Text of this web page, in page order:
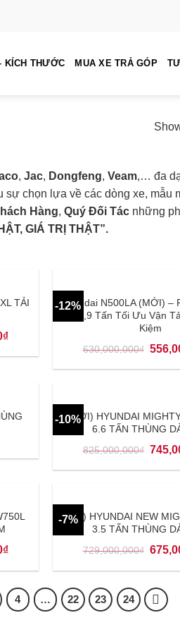
KÍCH THƯỚC MUA XE TRẢ GÓP
, Jac, Dongfeng, Veam,… đa
chọn lựa về các dòng xe, mẫu
Hàng, Quý Đối Tác những
GIÁ TRỊ THẬT”.
TẢI
₫
-12%
Hyundai N500LA (MỚI) –
Tải 1,9 Tấn Tối Ưu Vận
Kiệm
630,000,000₫
-10%(MỚI) HYUNDAI
6.6 TẤN THÙNG
825,000,000₫
₫
-7%
(MỚI) HYUNDAI NEW
3.5 TẤN THÙNG
729,000,000₫
4 … 22 23 24